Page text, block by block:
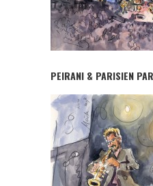
PEIRANI & PARISIEN